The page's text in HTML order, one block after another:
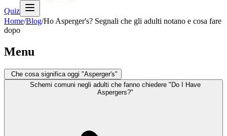
Quiz
Home/Blog/Ho Asperger's? Segnali che gli adulti notano e cosa fare
dopo
Menu
Che cosa significa oggi "Asperger's"
Schemi comuni negli adulti che fanno chiedere "Do I Have
Aspergers?"